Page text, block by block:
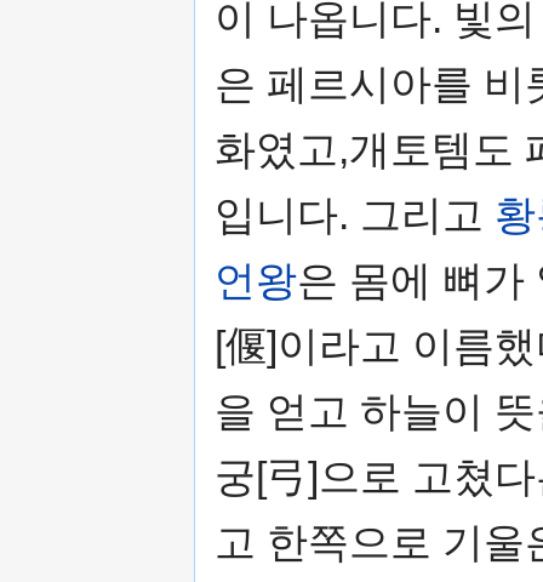
이 나옵니다. 빛
은 페르시아를 비
화였고,개토템도
입니다. 그리고
언왕은 몸에 뼈가
[偃]이라고 이름
을 얻고 하늘이
궁[弓]으로 고쳤
고 한쪽으로 기